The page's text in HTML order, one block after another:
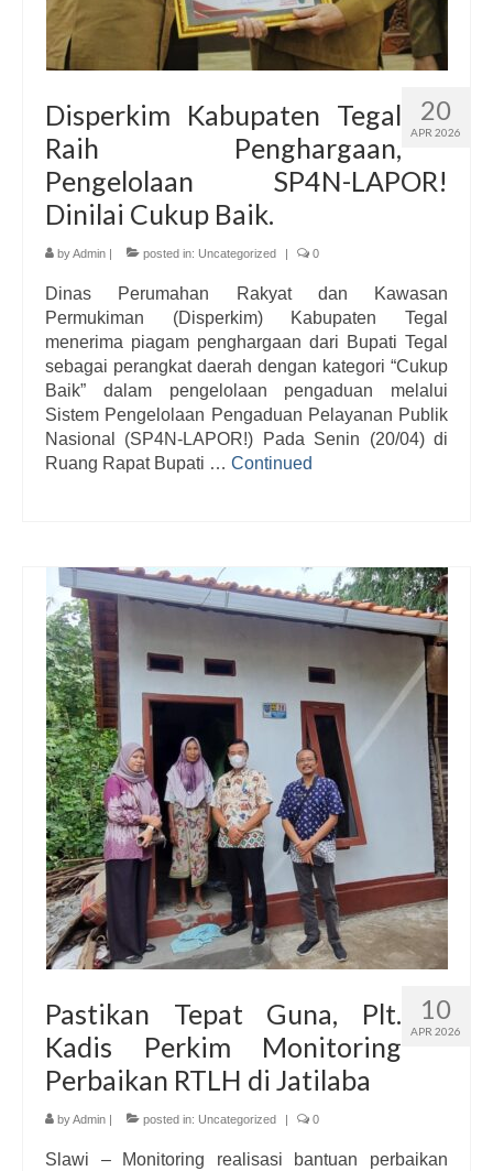
20
APR 2026
Disperkim Kabupaten Tegal
Raih Penghargaan,
Pengelolaan SP4N-LAPOR!
Dinilai Cukup Baik.
byAdmin posted in: Uncategorized 0
Dinas Perumahan Rakyat dan Kawasan
Permukiman (Disperkim) Kabupaten Tegal
menerima piagam penghargaan dari Bupati Tegal
sebagai perangkat daerah dengan kategori “Cukup
Baik” dalam pengelolaan pengaduan melalui
Sistem Pengelolaan Pengaduan Pelayanan Publik
Nasional (SP4N-LAPOR!) Pada Senin (20/04) di
Ruang Rapat Bupati … Continued
10
APR 2026
Pastikan Tepat Guna, Plt.
Kadis Perkim Monitoring
Perbaikan RTLH di Jatilaba
byAdmin posted in: Uncategorized 0
Slawi – Monitoring realisasi bantuan perbaikan